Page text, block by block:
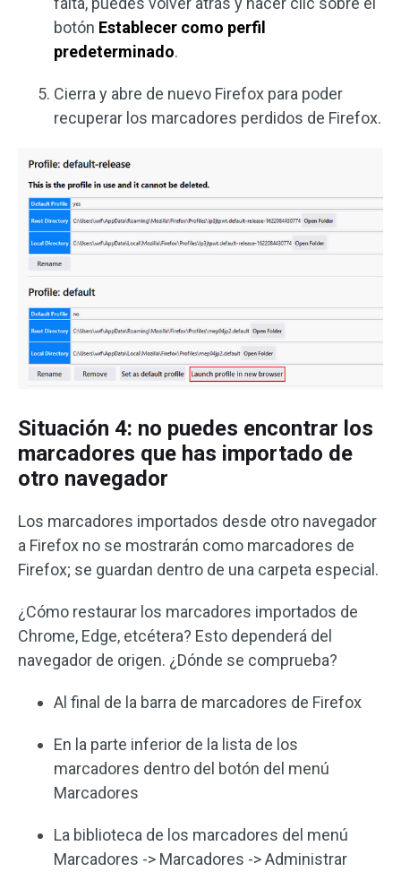
botón Establecer como perfil
predeterminado.
Cierra y abre de nuevo Firefox para poder
recuperar los marcadores perdidos de Firefox.
Situación 4: no puedes encontrar los
marcadores que has importado de
otro navegador
Los marcadores importados desde otro navegador
a Firefox no se mostrarán como marcadores de
Firefox; se guardan dentro de una carpeta especial.
¿Cómo restaurar los marcadores importados de
Chrome, Edge, etcétera? Esto dependerá del
navegador de origen. ¿Dónde se comprueba?
Al final de la barra de marcadores de Firefox
En la parte inferior de la lista de los
marcadores dentro del botón del menú
Marcadores
La biblioteca de los marcadores del menú
Marcadores -> Marcadores -> Administrar